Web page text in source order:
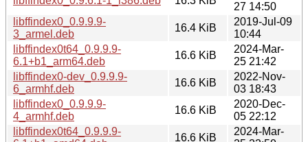
27 14:50
libffindex0_0.9.9.9-
3_armel.deb
16.4 KiB
2019-Jul-09
10:44
libffindex0t64_0.9.9.9-
6.1+b1_arm64.deb
16.6 KiB
2024-Mar-
25 21:42
libffindex0-dev_0.9.9.9-
6_armhf.deb
16.6 KiB
2022-Nov-
03 18:43
libffindex0_0.9.9.9-
4_armhf.deb
16.6 KiB
2020-Dec-
05 22:12
libffindex0t64_0.9.9.9-
16.6 KiB
2024-Mar-